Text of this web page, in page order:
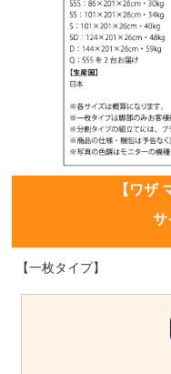
【ワザ
サ
【一枚タイプ】